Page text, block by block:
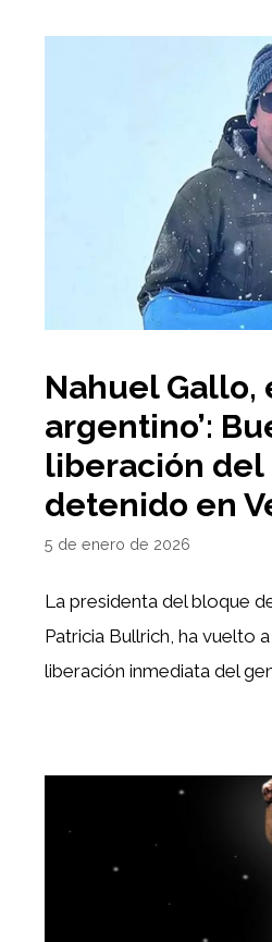
Nahuel Gallo,
argentino’:
liberación
detenido en
5 de enero de 2026
La presidenta del bloque
Patricia Bullrich, ha vuelto
liberación inmediata del